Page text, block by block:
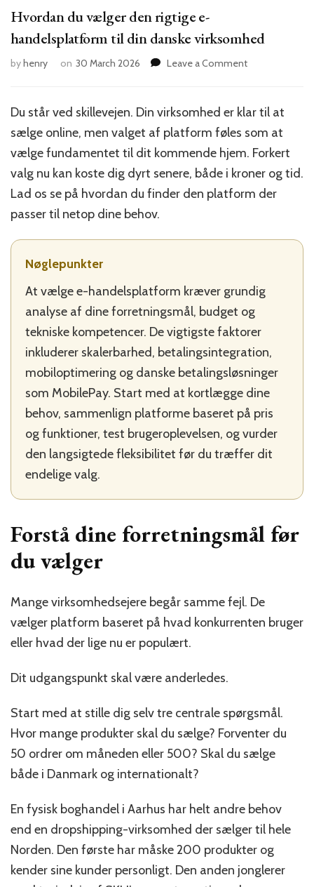
Hvordan du vælger den rigtige e-
handelsplatform til din danske virksomhed
byhenry on 30 March 2026 Leave a Commenton
vælger
rigtige
e-
til
din
Du står ved skillevejen. Din virksomhed er klar til at
sælge online, men valget af platform føles som at
vælge fundamentet til dit kommende hjem. Forkert
valg nu kan koste dig dyrt senere, både i kroner og tid.
Lad os se på hvordan du finder den platform der
passer til netop dine behov.
Nøglepunkter
At vælge e-handelsplatform kræver grundig
analyse af dine forretningsmål, budget og
tekniske kompetencer. De vigtigste faktorer
inkluderer skalerbarhed, betalingsintegration,
mobiloptimering og danske betalingsløsninger
som MobilePay. Start med at kortlægge dine
behov, sammenlign platforme baseret på pris
og funktioner, test brugeroplevelsen, og vurder
den langsigtede fleksibilitet før du træffer dit
endelige valg.
Forstå dine forretningsmål før
du vælger
Mange virksomhedsejere begår samme fejl. De
vælger platform baseret på hvad konkurrenten bruger
eller hvad der lige nu er populært.
Dit udgangspunkt skal være anderledes.
Start med at stille dig selv tre centrale spørgsmål.
Hvor mange produkter skal du sælge? Forventer du
50 ordrer om måneden eller 500? Skal du sælge
både i Danmark og internationalt?
En fysisk boghandel i Aarhus har helt andre behov
end en dropshipping-virksomhed der sælger til hele
Norden. Den første har måske 200 produkter og
kender sine kunder personligt. Den anden jonglerer